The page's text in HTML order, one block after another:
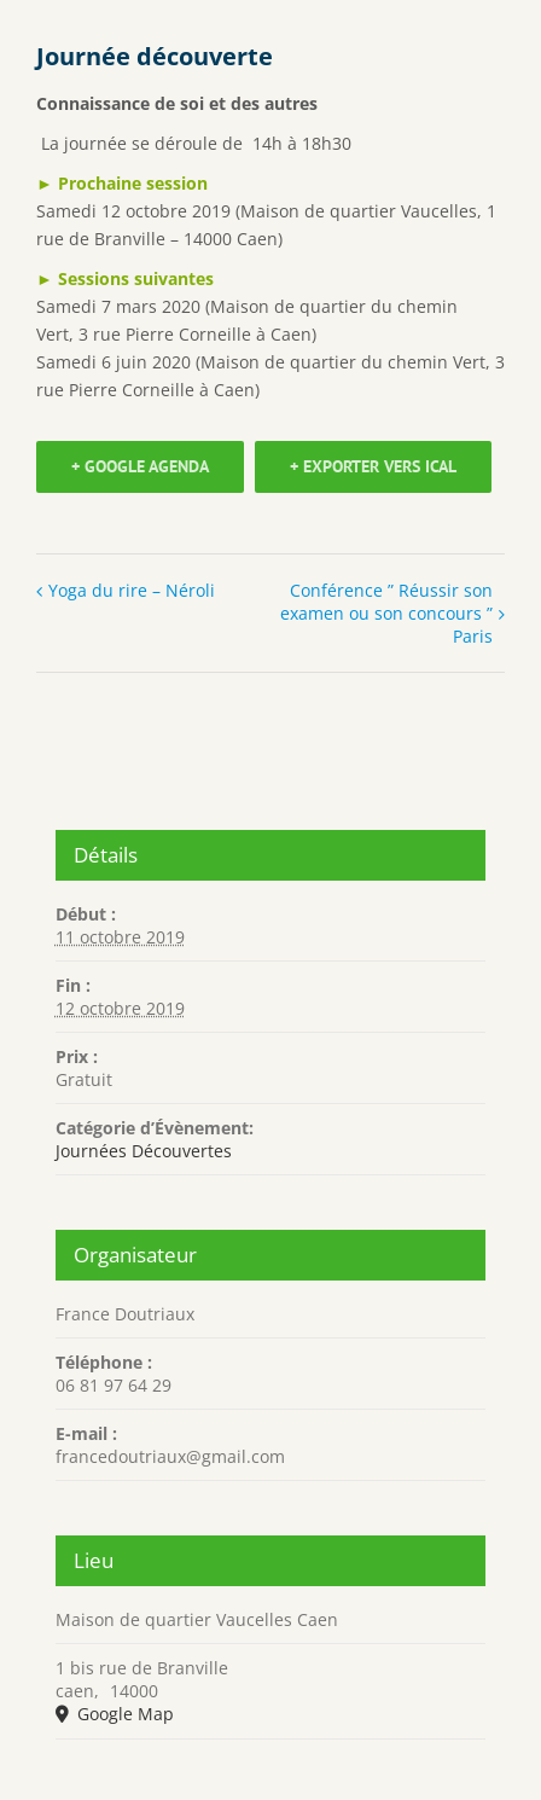
Journée découverte
Connaissance de soi et des autres
La journée se déroule de 14h à 18h30
► Prochaine session
Samedi 12 octobre 2019 (Maison de quartier Vaucelles, 1
rue de Branville – 14000 Caen)
► Sessions suivantes
Samedi 7 mars 2020 (Maison de quartier du chemin
Vert, 3 rue Pierre Corneille à Caen)
Samedi 6 juin 2020 (Maison de quartier du chemin Vert, 3
rue Pierre Corneille à Caen)
+ GOOGLE AGENDA + EXPORTER VERS ICAL
Yoga du rire – Néroli
Conférence ” Réussir son
examen ou son concours ”
Paris
Détails
Début :
11 octobre 2019
Fin :
12 octobre 2019
Prix :
Gratuit
Catégorie d’Évènement:
Journées Découvertes
Organisateur
France Doutriaux
Téléphone :
06 81 97 64 29
E-mail :
francedoutriaux@gmail.com
Lieu
Maison de quartier Vaucelles Caen
1 bis rue de Branville
caen, 14000
Google Map